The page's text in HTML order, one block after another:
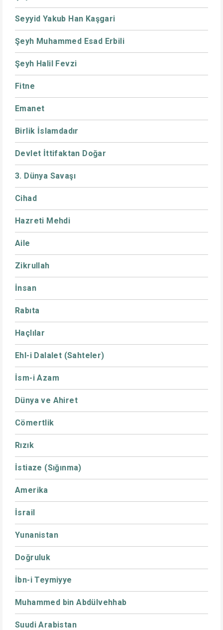
Seyyid Yakub Han Kaşgari
Şeyh Muhammed Esad Erbili
Şeyh Halil Fevzi
Fitne
Emanet
Birlik İslamdadır
Devlet İttifaktan Doğar
3. Dünya Savaşı
Cihad
Hazreti Mehdi
Aile
Zikrullah
İnsan
Rabıta
Haçlılar
Ehl-i Dalalet (Sahteler)
İsm-i Azam
Dünya ve Ahiret
Cömertlik
Rızık
İstiaze (Sığınma)
Amerika
İsrail
Yunanistan
Doğruluk
İbn-i Teymiyye
Muhammed bin Abdülvehhab
Suudi Arabistan